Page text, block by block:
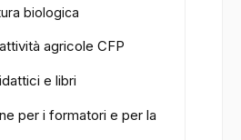
biologica
agricole CFP
e libri
per i formatori e per la